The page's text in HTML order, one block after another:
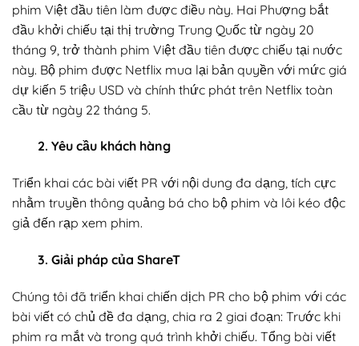
phim Việt đầu tiên làm được điều này. Hai Phượng bắt
đầu khởi chiếu tại thị trường Trung Quốc từ ngày 20
tháng 9, trở thành phim Việt đầu tiên được chiếu tại nước
này. Bộ phim được Netflix mua lại bản quyền với mức giá
dự kiến 5 triệu USD và chính thức phát trên Netflix toàn
cầu từ ngày 22 tháng 5.
2. Yêu cầu khách hàng
Triển khai các bài viết PR với nội dung đa dạng, tích cực
nhằm truyền thông quảng bá cho bộ phim và lôi kéo độc
giả đến rạp xem phim.
3. Giải pháp của ShareT
Chúng tôi đã triển khai chiến dịch PR cho bộ phim với các
bài viết có chủ đề đa dạng, chia ra 2 giai đoạn: Trước khi
phim ra mắt và trong quá trình khởi chiếu. Tổng bài viết